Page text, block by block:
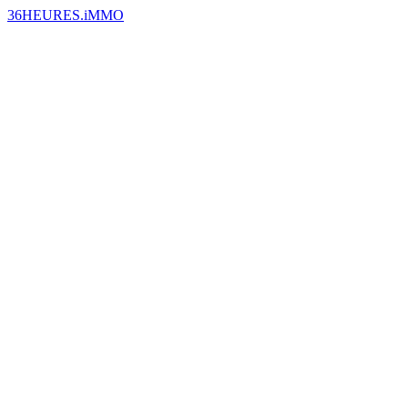
36HEURES.iMMO